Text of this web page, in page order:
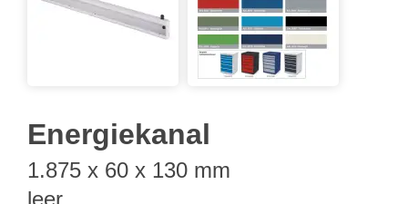
Energiekanal
1.875 x 60 x 130 mm